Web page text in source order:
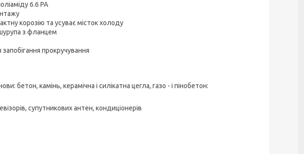
6.6 РА
корозію та усуває місток холоду
з фланцем
прокручування
бетон, камінь, керамічна і силікатна цегла, газо - і пінобетон:
супутникових антен, кондиціонерів